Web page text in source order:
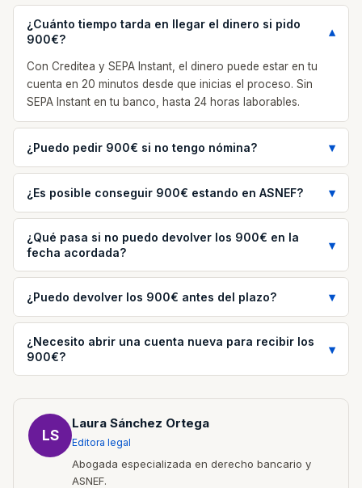
¿Cuánto tiempo tarda en llegar el dinero si pido
900€?
Con Creditea y SEPA Instant, el dinero puede estar en tu
cuenta en 20 minutos desde que inicias el proceso. Sin
SEPA Instant en tu banco, hasta 24 horas laborables.
¿Puedo pedir 900€ si no tengo nómina?
¿Es posible conseguir 900€ estando en ASNEF?
¿Qué pasa si no puedo devolver los 900€ en la
fecha acordada?
¿Puedo devolver los 900€ antes del plazo?
¿Necesito abrir una cuenta nueva para recibir los
900€?
LS
Laura Sánchez Ortega
Editora legal
Abogada especializada en derecho bancario y
ASNEF.